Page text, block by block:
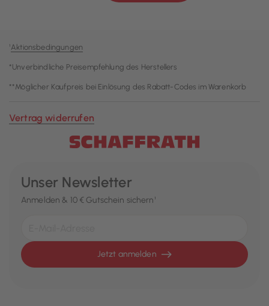
¹Aktionsbedingungen
*Unverbindliche Preisempfehlung des Herstellers
**Möglicher Kaufpreis bei Einlösung des Rabatt-Codes im Warenkorb
Vertrag widerrufen
Unser Newsletter
Anmelden & 10 € Gutschein sichern¹
Jetzt anmelden